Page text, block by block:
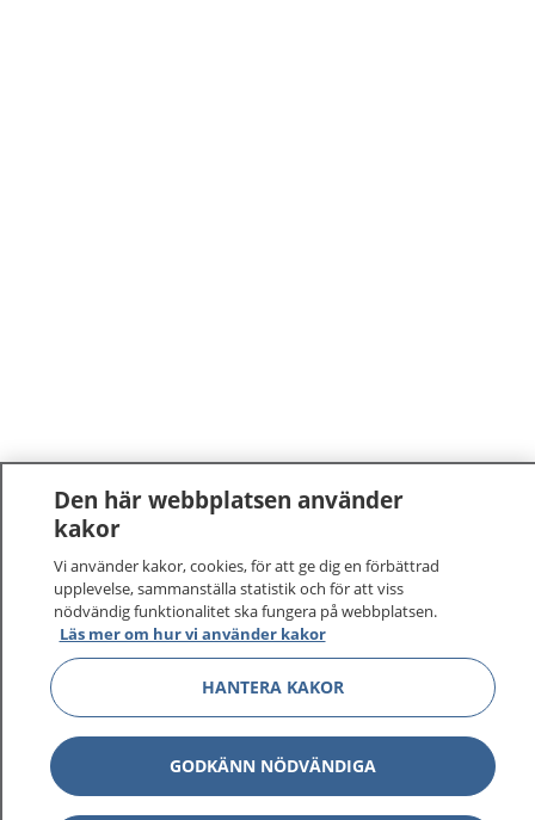
1177 – tryggt om din hälsa och vård
På 1177.se får du råd om hälsa och information om
sjukdomar och vilka mottagningar du kan kontakta.
Logga in för att läsa din journal och göra dina
vårdärenden. Ring telefonnummer 1177 för
sjukvårdsrådgivning dygnet runt.
1177 ger dig råd när du vill må bättre.
Den här webbplatsen använder
kakor
Vi använder kakor, cookies, för att ge dig en förbättrad
upplevelse, sammanställa statistik och för att viss
nödvändig funktionalitet ska fungera på webbplatsen.
Läs mer om hur vi använder kakor
HANTERA KAKOR
GODKÄNN NÖDVÄNDIGA